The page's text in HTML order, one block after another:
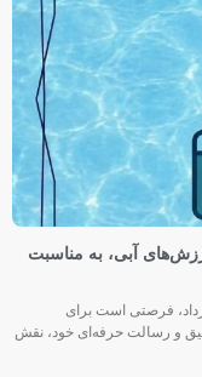
آبی، به مناسبت
راویان آب، روایتگران تلاش و پیشرفت ۱۷ مرداد، فرصتی است برای
و رسالت حرفه‌ای خود، نقش